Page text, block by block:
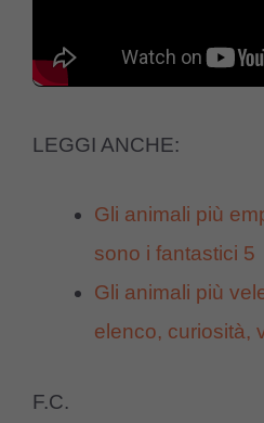
LEGGI ANCHE:
Gli animali più
sono i fantastici 5
Gli animali più
elenco, curiosità,
F.C.